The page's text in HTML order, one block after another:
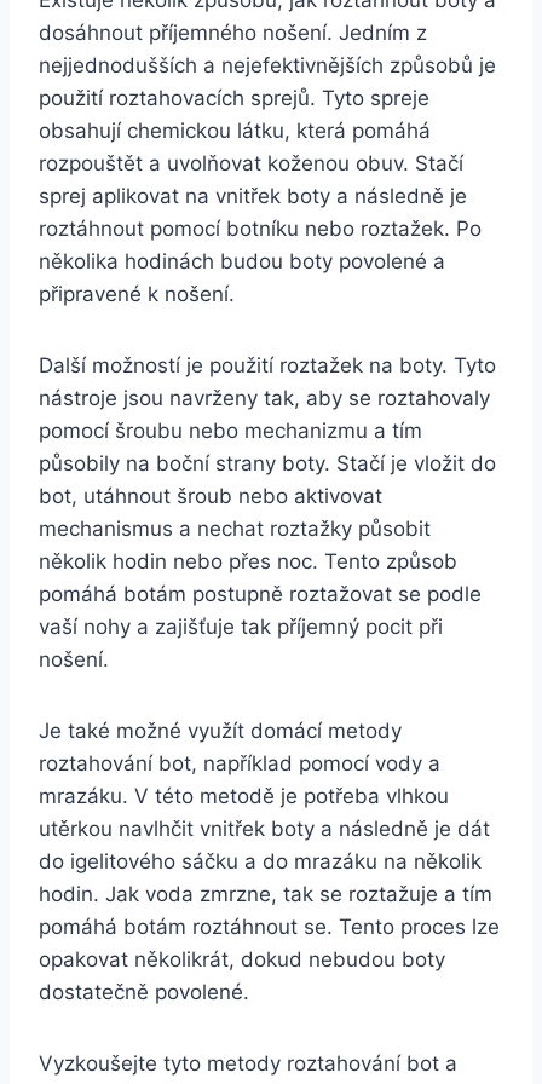
dosáhnout příjemného ‌nošení.​ Jedním z
nejjednodušších‌ a⁣ nejefektivnějších způsobů ⁣je
použití roztahovacích⁢ sprejů. Tyto spreje⁢
obsahují chemickou​ látku, která⁢ pomáhá‍
rozpouštět a uvolňovat ⁤koženou obuv. Stačí
sprej ⁢aplikovat na vnitřek boty ⁤a následně je⁢
roztáhnout ⁣pomocí botníku nebo roztažek. ‍Po
⁢několika hodinách budou boty povolené a
připravené ⁢k nošení.
Další možností je použití‌ roztažek na boty. Tyto
⁤nástroje jsou navrženy tak,⁤ aby se roztahovaly
pomocí šroubu nebo mechanizmu a ​tím⁢
působily ⁤na boční​ strany ​boty.⁤ Stačí ‌je⁤ vložit do
bot, utáhnout‍ šroub nebo aktivovat
mechanismus ⁤a⁣ nechat roztažky působit⁣
několik hodin nebo přes noc. ‍Tento způsob
pomáhá‍ botám postupně roztažovat⁣ se podle
vaší nohy ‌a zajišťuje ⁤tak příjemný pocit ‌při
nošení.
Je také možné využít domácí⁤ metody
roztahování ‌bot, ‍například pomocí vody ‍a⁢
mrazáku. V této metodě je potřeba vlhkou
utěrkou navlhčit​ vnitřek boty a následně je dát
‍do igelitového ​sáčku a‍ do mrazáku ‌na několik⁣
hodin. Jak⁤ voda zmrzne, tak⁣ se roztažuje ⁤a tím
pomáhá botám roztáhnout se. ⁢Tento proces lze
‌opakovat ⁤několikrát, ​dokud ⁢nebudou boty
dostatečně povolené.
Vyzkoušejte tyto metody roztahování bot a